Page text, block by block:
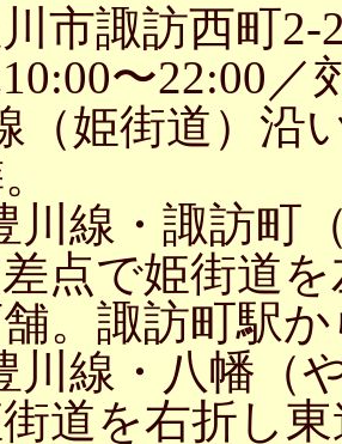
市諏訪西町2-
〜22:00／
（姫街道）沿
川線・諏訪町
点で姫街道
。諏訪町駅
川線・八幡（
道を右折し